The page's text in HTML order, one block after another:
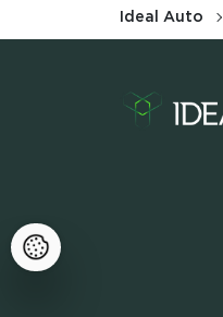
Ideal Auto